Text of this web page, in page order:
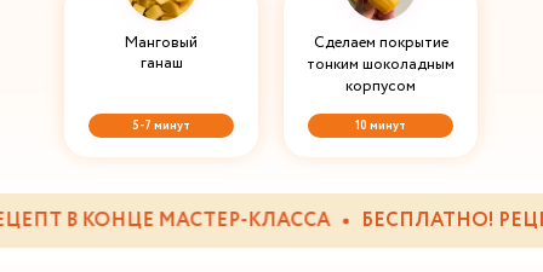
Сделаем покрытие
тонким шоколадным
корпусом
10 минут
5-7 минут
Манговый
ганаш
В КОНЦЕ МАСТЕР-КЛАССА БЕСПЛАТНО!